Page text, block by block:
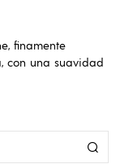
finamente
con una suavidad